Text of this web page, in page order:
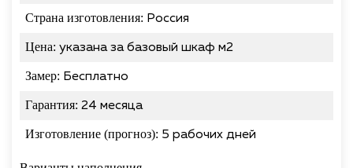
Страна изготовления: Россия
Цена: указана за базовый шкаф м2
Замер: Бесплатно
Гарантия: 24 месяца
Изготовление (прогноз): 5 рабочих дней